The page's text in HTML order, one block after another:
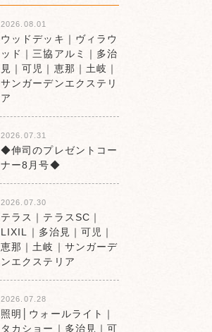
2026.08.01
ウッドデッキ｜ヴィラウ
ッド｜三協アルミ｜多治
見｜可児｜恵那｜土岐｜
サンガーデンエクステリ
ア
2026.07.31
◆伸司のプレゼントコー
ナー8月号◆
2026.07.30
テラス｜テラスSC｜
LIXIL｜多治見｜可児｜
恵那｜土岐｜サンガーデ
ンエクステリア
2026.07.28
照明│ウォールライト｜
タカショー｜多治見｜可